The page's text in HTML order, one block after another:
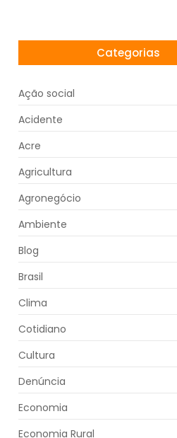
Categorias
Ação social
Acidente
Acre
Agricultura
Agronegócio
Ambiente
Blog
Brasil
Clima
Cotidiano
Cultura
Denúncia
Economia
Economia Rural